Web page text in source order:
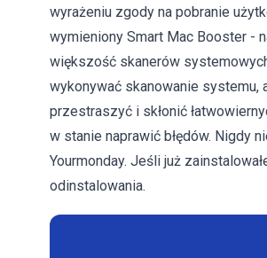
wyrażeniu zgody na pobranie
wymieniony Smart Mac Booster -
większość skanerów
wykonywać skanowanie systemu,
przestraszyć i skłonić
w stanie naprawić błędów. Nigdy
Yourmonday. Jeśli już
odinstalowania.